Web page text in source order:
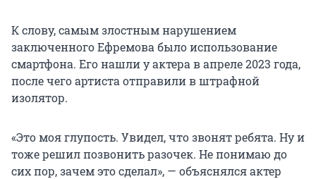
К слову, самым злостным нарушением
заключенного Ефремова было использование
смартфона. Его нашли у актера в апреле 2023 года,
после чего артиста отправили в штрафной
изолятор.
«Это моя глупость. Увидел, что звонят ребята. Ну и
тоже решил позвонить разочек. Не понимаю до
сих пор, зачем это сделал», — объяснялся актер